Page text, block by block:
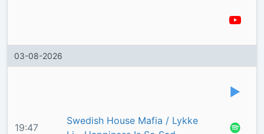
03-08-2026
19:47
Swedish House Mafia / Lykke